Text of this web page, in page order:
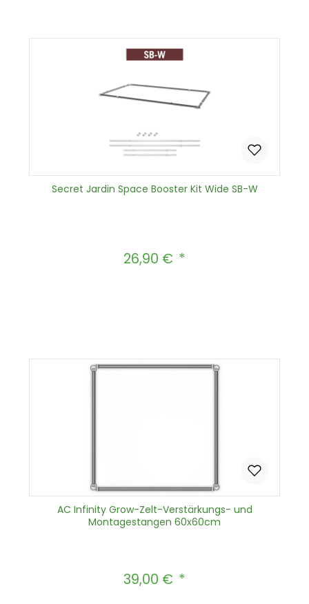
Secret Jardin Space Booster Kit Wide SB-W
Regulärer Preis:
26,90 €
AC Infinity Grow-Zelt-Verstärkungs- und
Montagestangen 60x60cm
Regulärer Preis:
39,00 €